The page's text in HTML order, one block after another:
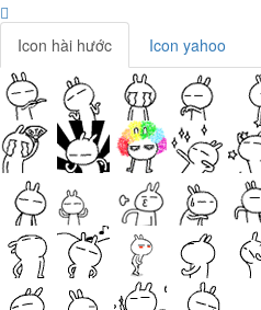
Icon hài hước Icon yahoo